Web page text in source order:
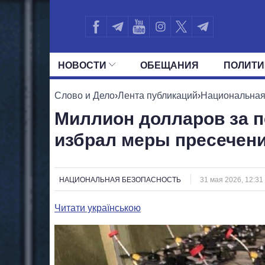
НОВОСТИ ОБЕЩАНИЯ
ВСЕ ПОЛИТИКИ ПРЕЗИДЕНТ И
Слово и Дело›Лента публикаций›
Миллион долларов за
избрал меры
НАЦИОНАЛЬНАЯ БЕЗОПАСНОСТЬ 31 мая 2026, 12:31
Читати українською